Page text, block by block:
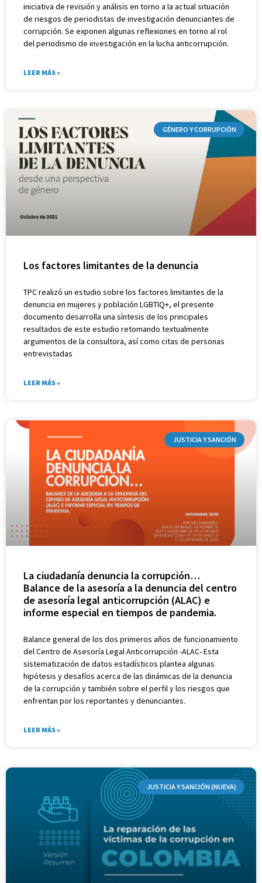
iniciativa de revisión y análisis en torno a la actual situación
de riesgos de periodistas de investigación denunciantes de
corrupción. Se exponen algunas reflexiones en torno al rol
del periodismo de investigación en la lucha anticorrupción.
LEER MÁS »
GÉNERO Y CORRUPCIÓN
Los factores limitantes de la denuncia
TPC realizó un estudio sobre los factores limitantes de la
denuncia en mujeres y población LGBTlQ+, el presente
documento desarrolla una síntesis de los principales
resultados de este estudio retomando textualmente
argumentos de la consultora, así como citas de personas
entrevistadas
LEER MÁS »
JUSTICIA Y SANCIÓN
La ciudadanía denuncia la corrupción…
Balance de la asesoría a la denuncia del centro
de asesoría legal anticorrupción (ALAC) e
informe especial en tiempos de pandemia.
Balance general de los dos primeros años de funcionamiento
del Centro de Asesoría Legal Anticorrupción -ALAC- Esta
sistematización de datos estadísticos plantea algunas
hipótesis y desafíos acerca de las dinámicas de la denuncia
de la corrupción y también sobre el perfil y los riesgos que
enfrentan por los reportantes y denunciantes.
LEER MÁS »
JUSTICIA Y SANCIÓN (NUEVA)